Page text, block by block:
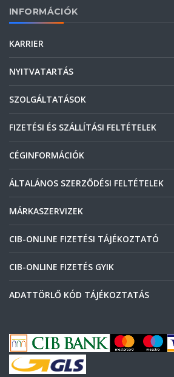
INFORMÁCIÓK
KARRIER
NYITVATARTÁS
SZOLGÁLTATÁSOK
FIZETÉSI ÉS SZÁLLÍTÁSI FELTÉTELEK
CÉGINFORMÁCIÓK
ÁLTALÁNOS SZERZŐDÉSI FELTÉTELEK
MÁRKASZERVIZEK
CIB-ONLINE FIZETÉSI TÁJÉKOZTATÓ
CIB-ONLINE FIZETÉS GYIK
ADATTÖRLŐ KÓD TÁJÉKOZTATÁS